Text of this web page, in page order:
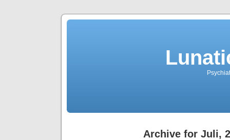
Archive for Juli,